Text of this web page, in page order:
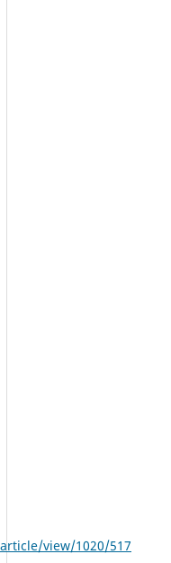
view/1020/517